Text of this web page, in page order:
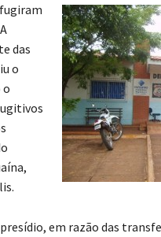
das
o
o
em razão das